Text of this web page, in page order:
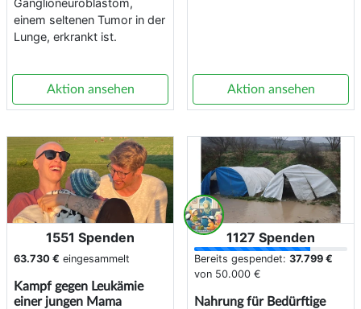
Ganglioneuroblastom,
einem seltenen Tumor in der
Lunge, erkrankt ist.
Aktion ansehen Aktion ansehen
1551 Spenden
63.730 € eingesammelt
Kampf gegen Leukämie
einer jungen Mama
1127 Spenden
Bereits gespendet: 37.799 €
von 50.000 €
Nahrung für Bedürftige